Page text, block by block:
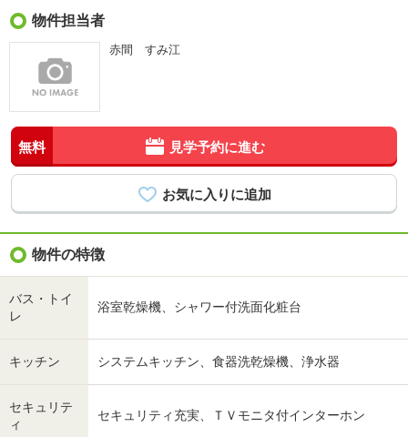
物件担当者
赤間 すみ江
無料 見学予約に進む
物件の特徴
バス・トイ
レ
浴室乾燥機、シャワー付洗面化粧台
キッチン システムキッチン、食器洗乾燥機、浄水器
セキュリテ
ィ
セキュリティ充実、ＴＶモニタ付インターホン